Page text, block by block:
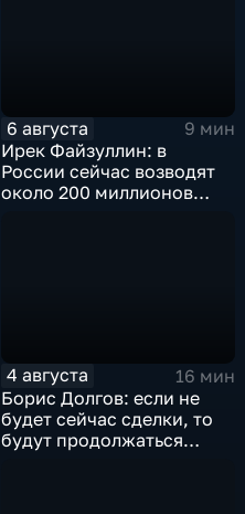
6 августа
9 мин
Ирек Файзуллин: в
России сейчас возводят
около 200 миллионов
4 августа
16 мин
Борис Долгов: если не
будет сейчас сделки, то
будут продолжаться